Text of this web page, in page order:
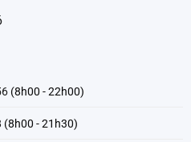
(8h00 - 22h00)
(8h00 - 21h30)